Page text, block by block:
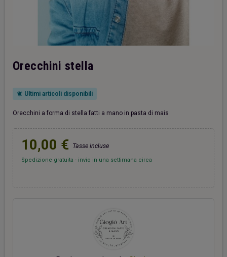
Orecchini stella
notifications_active Ultimi articoli disponibili
Orecchini a forma di stella fatti a mano in pasta di mais
10,00 € Tasse incluse
Spedizione gratuita - invio in una settimana circa